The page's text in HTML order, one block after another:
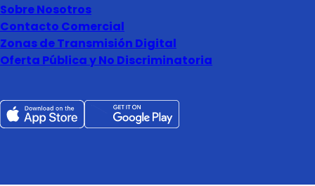
Sobre Nosotros
Contacto Comercial
Zonas de Transmisión Digital
Oferta Pública y No Discriminatoria